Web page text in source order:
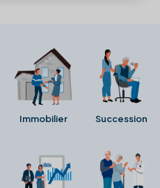
Immobilier Succession